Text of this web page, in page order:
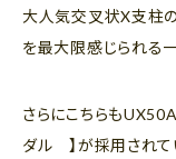
大人気交叉状X支柱
を最大限感じられる
さらにこちらも
ダル 】が採用されて